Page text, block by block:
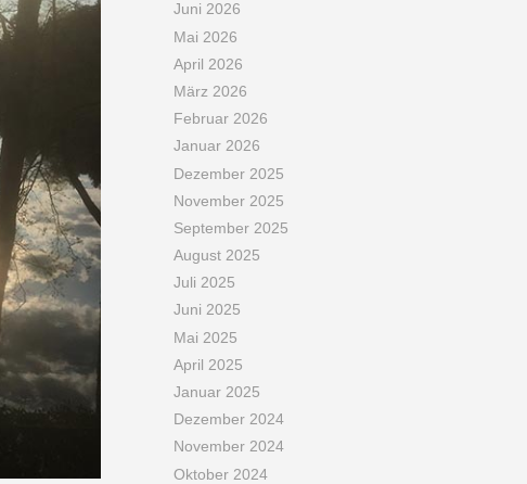
Juni 2026
Mai 2026
April 2026
März 2026
Februar 2026
Januar 2026
Dezember 2025
November 2025
September 2025
August 2025
Juli 2025
Juni 2025
Mai 2025
April 2025
Januar 2025
Dezember 2024
November 2024
Oktober 2024